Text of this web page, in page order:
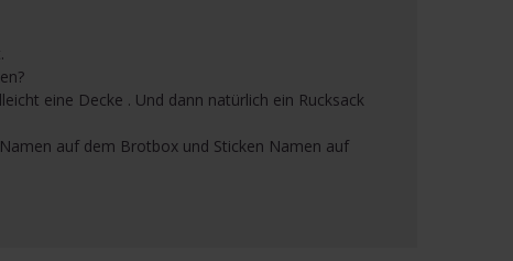
eine Decke . Und dann natürlich ein Rucksack
auf dem Brotbox und Sticken Namen auf